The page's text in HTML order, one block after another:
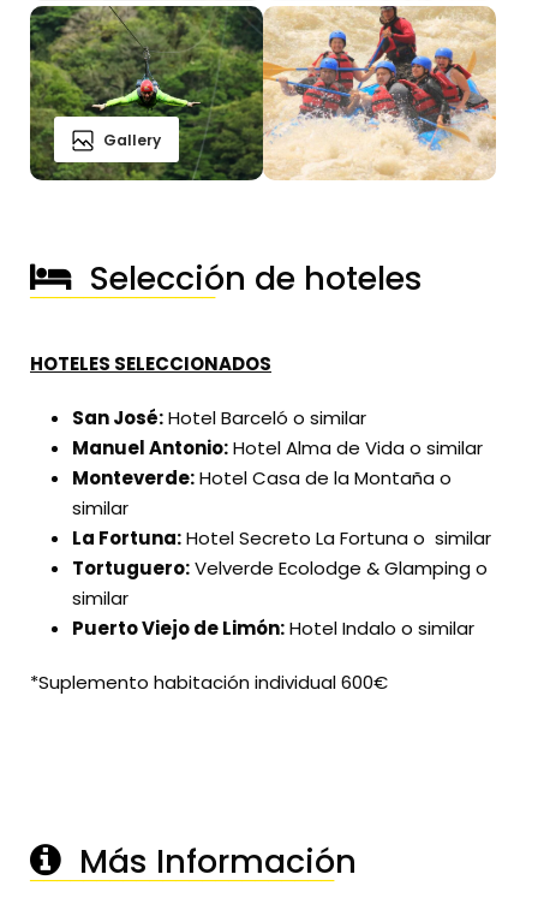
Gallery
Selección de hoteles
──────────────
HOTELES SELECCIONADOS
San José:Hotel Barceló o similar
Manuel Antonio:Hotel Alma de Vida o similar
Monteverde:Hotel Casa de la Montaña o
similar
La Fortuna:Hotel Secreto La Fortuna o similar
Tortuguero:Velverde Ecolodge & Glamping o
similar
Puerto Viejo de Limón:Hotel Indalo o similar
*Suplemento habitación individual 600€
Más Información
───────────────────────